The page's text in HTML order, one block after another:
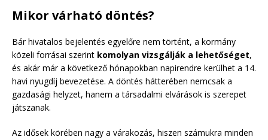
Mikor várható döntés?
Bár hivatalos bejelentés egyelőre nem történt, a kormány
közeli forrásai szerint komolyan vizsgálják a lehetőséget,
és akár már a következő hónapokban napirendre kerülhet a 14.
havi nyugdíj bevezetése. A döntés hátterében nemcsak a
gazdasági helyzet, hanem a társadalmi elvárások is szerepet
játszanak.
Az idősek körében nagy a várakozás, hiszen számukra minden